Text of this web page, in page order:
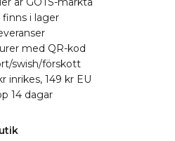
i lager
med QR-kod
swish/förskott
inrikes, 149 kr EU
14 dagar